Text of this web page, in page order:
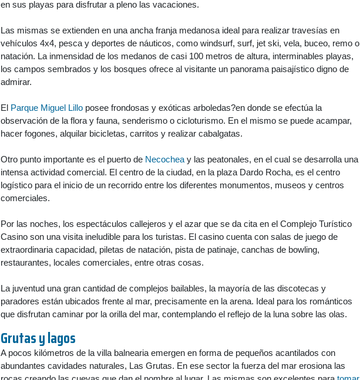
en sus playas para disfrutar a pleno las vacaciones.
Las mismas se extienden en una ancha franja medanosa ideal para realizar travesías en
vehículos 4x4, pesca y deportes de náuticos, como windsurf, surf, jet ski, vela, buceo, remo o
natación. La inmensidad de los medanos de casi 100 metros de altura, interminables playas,
los campos sembrados y los bosques ofrece al visitante un panorama paisajístico digno de
admirar.
El Parque Miguel Lillo posee frondosas y exóticas arboledas?en donde se efectúa la
observación de la flora y fauna, senderismo o cicloturismo. En el mismo se puede acampar,
hacer fogones, alquilar bicicletas, carritos y realizar cabalgatas.
Otro punto importante es el puerto de Necochea y las peatonales, en el cual se desarrolla una
intensa actividad comercial. El centro de la ciudad, en la plaza Dardo Rocha, es el centro
logístico para el inicio de un recorrido entre los diferentes monumentos, museos y centros
comerciales.
Por las noches, los espectáculos callejeros y el azar que se da cita en el Complejo Turístico
Casino son una visita ineludible para los turistas. El casino cuenta con salas de juego de
extraordinaria capacidad, piletas de natación, pista de patinaje, canchas de bowling,
restaurantes, locales comerciales, entre otras cosas.
La juventud una gran cantidad de complejos bailables, la mayoría de las discotecas y
paradores están ubicados frente al mar, precisamente en la arena. Ideal para los románticos
que disfrutan caminar por la orilla del mar, contemplando el reflejo de la luna sobre las olas.
Grutas y lagos
A pocos kilómetros de la villa balnearia emergen en forma de pequeños acantilados con
abundantes cavidades naturales, Las Grutas. En ese sector la fuerza del mar erosiona las